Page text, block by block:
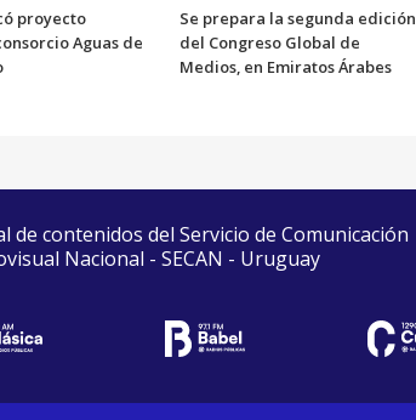
proyecto
Aguas de
Se prepara la segunda edición
del Congreso Global de
Medios, en Emiratos Árabes
de contenidos del Servicio de Comunicación
Nacional - SECAN - Uruguay